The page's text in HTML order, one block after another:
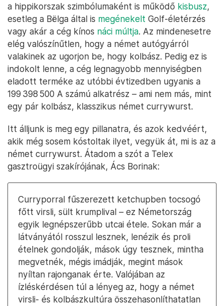
a hippikorszak szimbólumaként is működő kisbusz,
esetleg a Bëlga által is megénekelt Golf-életérzés
vagy akár a cég kínos náci múltja. Az mindenesetre
elég valószínűtlen, hogy a német autógyárról
valakinek az ugorjon be, hogy kolbász. Pedig ez is
indokolt lenne, a cég legnagyobb mennyiségben
eladott terméke az utóbbi évtizedben ugyanis a
199 398 500 A számú alkatrész – ami nem más, mint
egy pár kolbász, klasszikus német currywurst.
Itt álljunk is meg egy pillanatra, és azok kedvéért,
akik még sosem kóstoltak ilyet, vegyük át, mi is az a
német currywurst. Átadom a szót a Telex
gasztroügyi szakírójának, Ács Borinak:
Curryporral fűszerezett ketchupben tocsogó
főtt virsli, sült krumplival – ez Németország
egyik legnépszerűbb utcai étele. Sokan már a
látványától rosszul lesznek, lenézik és proli
ételnek gondolják, mások úgy tesznek, mintha
megvetnék, mégis imádják, megint mások
nyíltan rajonganak érte. Valójában az
ízléskérdésen túl a lényeg az, hogy a német
virsli- és kolbászkultúra összehasonlíthatatlan